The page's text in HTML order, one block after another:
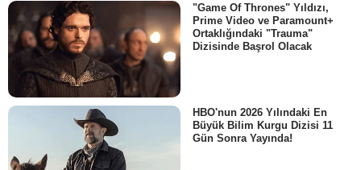
"Game Of Thrones" Yıldızı,
Prime Video ve Paramount+
Ortaklığındaki "Trauma"
Dizisinde Başrol Olacak
HBO'nun 2026 Yılındaki En
Büyük Bilim Kurgu Dizisi 11
Gün Sonra Yayında!